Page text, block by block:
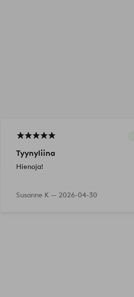
Tyynyliina
Hienoja!
Susanne K — 2026-04-30